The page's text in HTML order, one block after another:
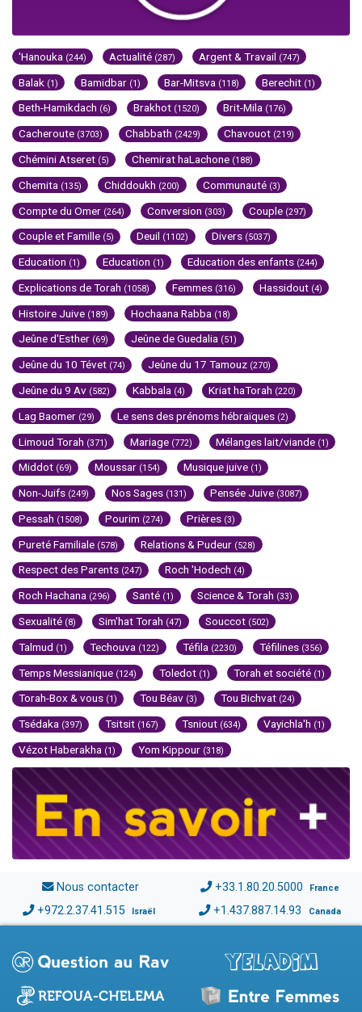
'Hanouka (244) Actualité (287) Argent & Travail (747)
Balak (1) Bamidbar (1) Bar-Mitsva (118) Berechit (1)
Beth-Hamikdach (6) Brakhot (1520) Brit-Mila (176)
Cacheroute (3703) Chabbath (2429) Chavouot (219)
Chémini Atseret (5) Chemirat haLachone (188)
Chemita (135) Chiddoukh (200) Communauté (3)
Compte du Omer (264) Conversion (303) Couple (297)
Couple et Famille (5) Deuil (1102) Divers (5037)
Education (1) Education (1) Education des enfants (244)
Explications de Torah (1058) Femmes (316) Hassidout (4)
Histoire Juive (189) Hochaana Rabba (18)
Jeûne d'Esther (69) Jeûne de Guedalia (51)
Jeûne du 10 Tévet (74) Jeûne du 17 Tamouz (270)
Jeûne du 9 Av (582) Kabbala (4) Kriat haTorah (220)
Lag Baomer (29) Le sens des prénoms hébraïques (2)
Limoud Torah (371) Mariage (772) Mélanges lait/viande (1)
Middot (69) Moussar (154) Musique juive (1)
Non-Juifs (249) Nos Sages (131) Pensée Juive (3087)
Pessah (1508) Pourim (274) Prières (3)
Pureté Familiale (578) Relations & Pudeur (528)
Respect des Parents (247) Roch 'Hodech (4)
Roch Hachana (296) Santé (1) Science & Torah (33)
Sexualité (8) Sim'hat Torah (47) Souccot (502)
Talmud (1) Techouva (122) Téfila (2230) Téfilines (356)
Temps Messianique (124) Toledot (1) Torah et société (1)
Torah-Box & vous (1) Tou Béav (3) Tou Bichvat (24)
Tsédaka (397) Tsitsit (167) Tsniout (634) Vayichla'h (1)
Vézot Haberakha (1) Yom Kippour (318)
Nous contacter +33.1.80.20.5000 France
+972.2.37.41.515 Israël +1.437.887.14.93 Canada